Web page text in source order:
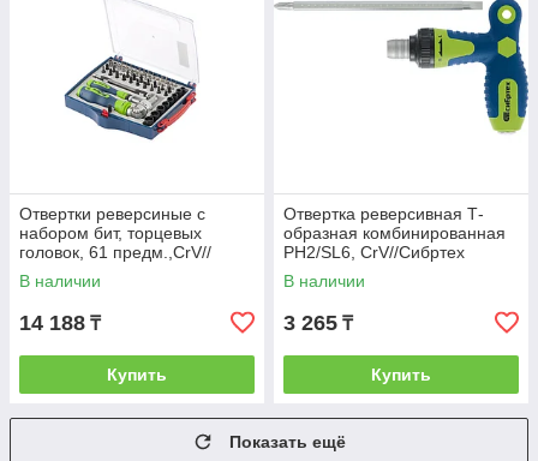
Отвертки реверсиные с
набором бит, торцевых
головок, 61 предм.,CrV//
Сибртех
В наличии
14 188 ₸
Купить
Отвертка реверсивная Т-
образная комбинированная
PH2/SL6, CrV//Сибртех
В наличии
3 265 ₸
Купить
Показать ещё